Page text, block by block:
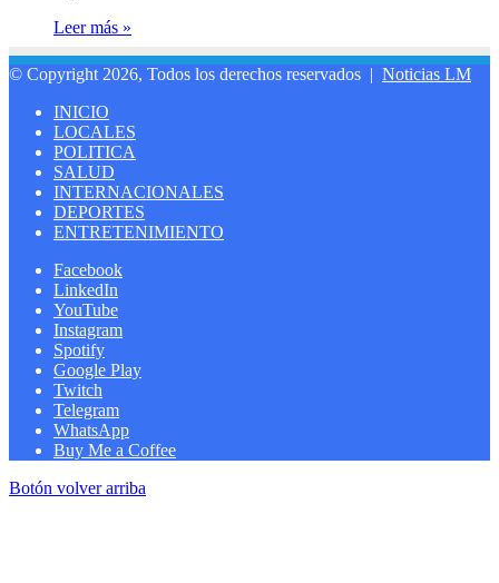
Leer más »
© Copyright 2026, Todos los derechos reservados | Noticias LM
INICIO
LOCALES
POLITICA
SALUD
INTERNACIONALES
DEPORTES
ENTRETENIMIENTO
Facebook
LinkedIn
YouTube
Instagram
Spotify
Google Play
Twitch
Telegram
WhatsApp
Buy Me a Coffee
Botón volver arriba